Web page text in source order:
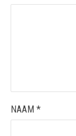
NAAM *